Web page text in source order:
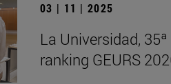
03 | 11 | 2025
La Universidad,
ranking GEURS